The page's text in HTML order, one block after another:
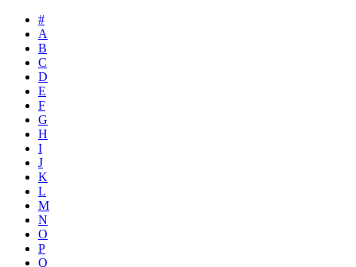
#
A
B
C
D
E
F
G
H
I
J
K
L
M
N
O
P
Q